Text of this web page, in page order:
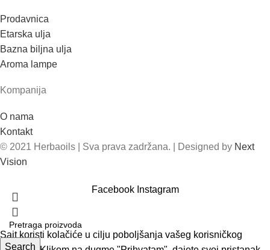
Prodavnica
Etarska ulja
Bazna biljna ulja
Aroma lampe
Kompanija
O nama
Kontakt
© 2021 Herbaoils | Sva prava zadržana. | Designed by Next
Vision
Search
Facebook Instagram
Sajt koristi kolačiće u cilju poboljšanja vašeg korisničkog